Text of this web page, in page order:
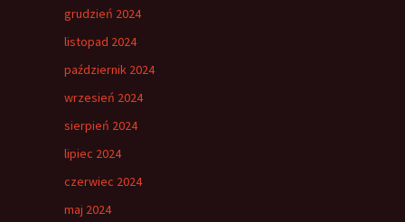
grudzień 2024
listopad 2024
październik 2024
wrzesień 2024
sierpień 2024
lipiec 2024
czerwiec 2024
maj 2024